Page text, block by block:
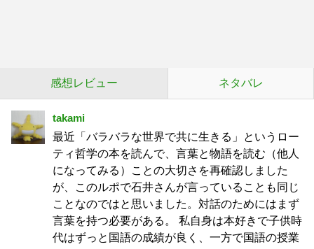
感想レビュー ネタバレ
takami
最近「バラバラな世界で共に生きる」というロー
ティ哲学の本を読んで、言葉と物語を読む（他人
になってみる）ことの大切さを再確認しました
が、このルポで石井さんが言っていることも同じ
ことなのではと思いました。対話のためにはまず
言葉を持つ必要がある。 私自身は本好きで子供時
代はずっと国語の成績が良く、一方で国語の授業